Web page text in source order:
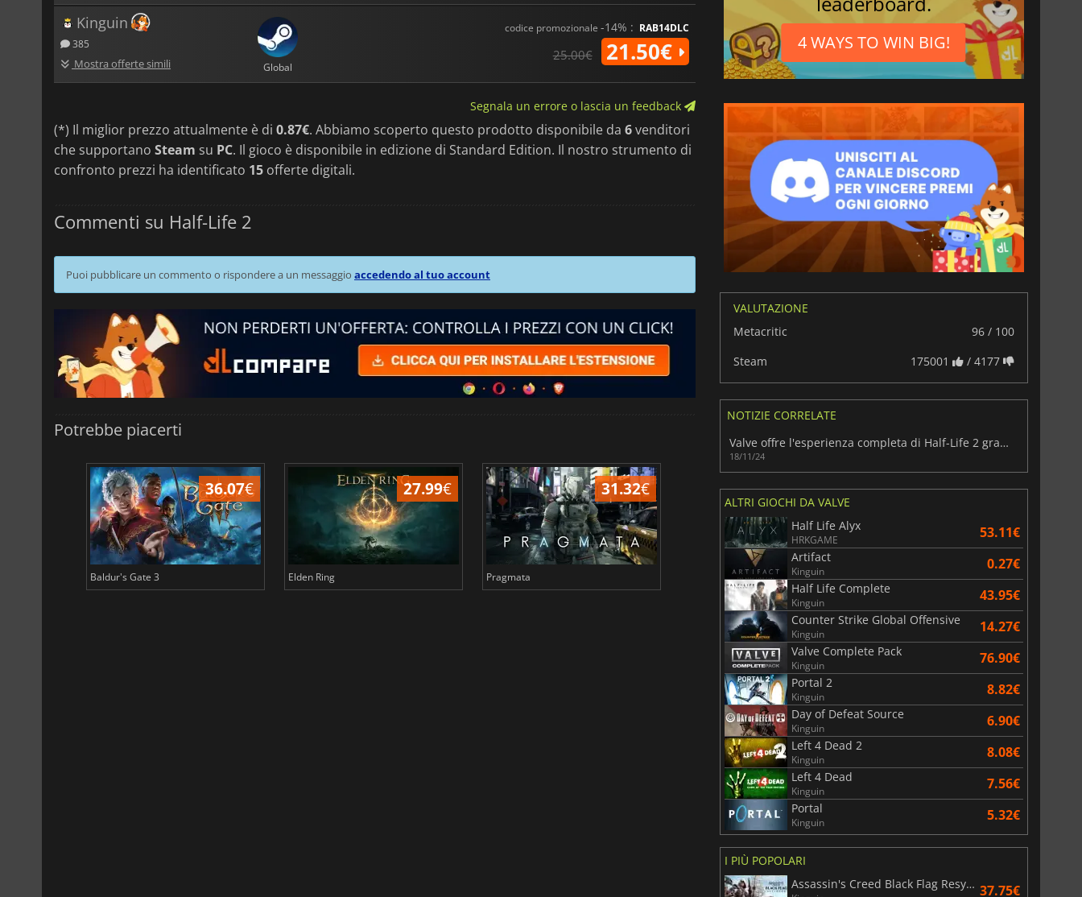
Kinguin
385
Mostra offerte simili Global
codice promozionale -14% : RAB14DLC
25.00€ 21.50€
Segnala un errore o lascia un feedback
(*) Il miglior prezzo attualmente è di 0.87€. Abbiamo scoperto questo prodotto disponibile da 6venditori
che supportano Steam su PC. Il gioco è disponibile in edizione di Standard Edition. Il nostro strumento di
confronto prezzi ha identificato 15 offerte digitali.
Commenti su Half-Life 2
Puoi pubblicare un commento o rispondere a un messaggio accedendo al tuo account
Potrebbe piacerti
36.07€
Baldur's Gate 3
27.99€
Elden Ring
31.32€
Pragmata
6.75€
Total War WARHAMMER 3
15.48
Lies Of P
4 WAYS TO WIN BIG!
VALUTAZIONE
Metacritic
96 / 100
Steam
175001 / 4177
NOTIZIE CORRELATE
Valve offre l'esperienza completa di Half-Life 2 gratuitamente su Steam
18/11/24
ALTRI GIOCHI DA VALVE
Half Life Alyx
HRKGAME 53.11€
Artifact
Kinguin 0.27€
Half Life Complete
Kinguin 43.95€
Counter Strike Global Offensive
Kinguin 14.27€
Valve Complete Pack
Kinguin 76.90€
Portal 2
Kinguin 8.82€
Day of Defeat Source
Kinguin 6.90€
Left 4 Dead 2
Kinguin 8.08€
Left 4 Dead
Kinguin 7.56€
Portal
Kinguin 5.32€
I PIÙ POPOLARI
Assassin's Creed Black Flag Resynced 37.75€